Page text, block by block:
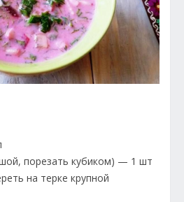
порезать кубиком) — 1 шт
на терке крупной